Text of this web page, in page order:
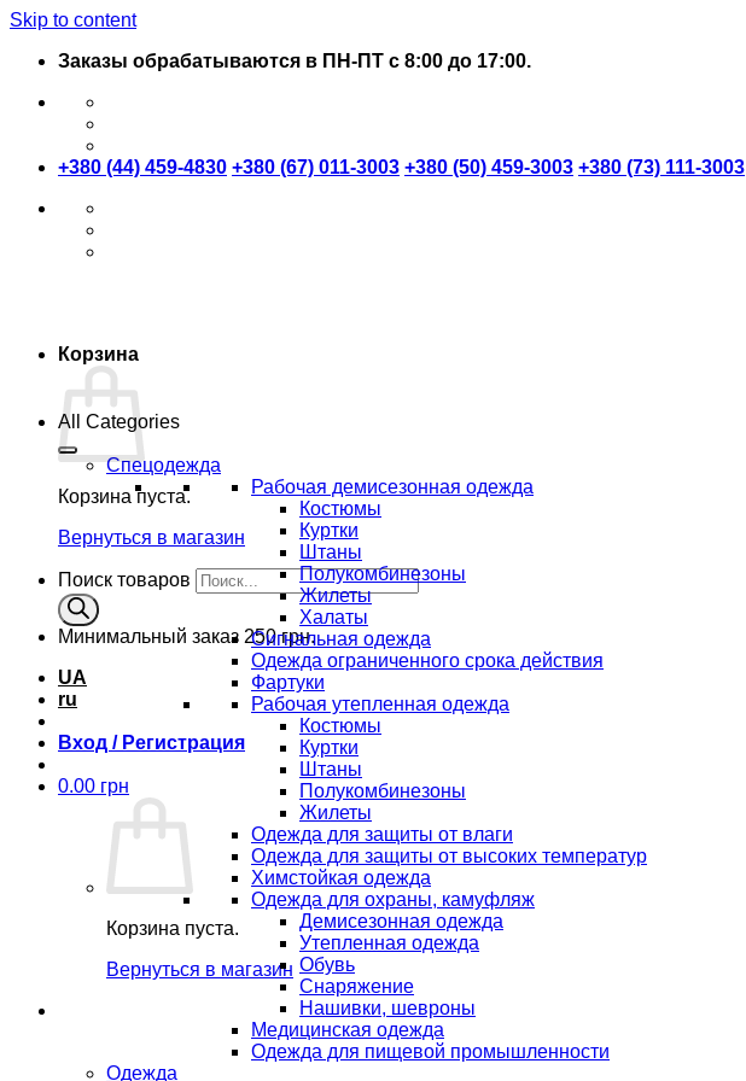
Skip to content
Заказы обрабатываются в ПН-ПТ с 8:00 до 17:00.
+380 (44) 459-4830 +380 (67) 011-3003 +380 (50) 459-3003 +380 (73) 111-3003
Корзина
Корзина пуста.
Вернуться в магазин
Поиск товаров
Минимальный заказ 250 грн.
UA
ru
Вход / Регистрация
0.00 грн
Корзина пуста.
Вернуться в магазин
All Categories
Спецодежда
Рабочая демисезонная одежда
Костюмы
Куртки
Штаны
Полукомбинезоны
Жилеты
Халаты
Сигнальная одежда
Одежда ограниченного срока действия
Фартуки
Рабочая утепленная одежда
Костюмы
Куртки
Штаны
Полукомбинезоны
Жилеты
Одежда для защиты от влаги
Одежда для защиты от высоких температур
Химстойкая одежда
Одежда для охраны, камуфляж
Демисезонная одежда
Утепленная одежда
Обувь
Снаряжение
Нашивки, шевроны
Медицинская одежда
Одежда для пищевой промышленности
Одежда